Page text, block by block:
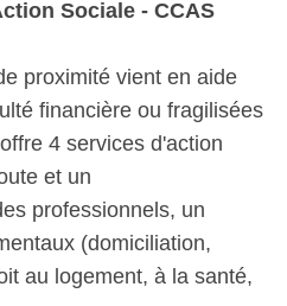
Sociale - CCAS
proximité vient en aide
financière ou fragilisées
4 services d'action
et un
professionnels, un
(domiciliation,
au logement, à la santé,